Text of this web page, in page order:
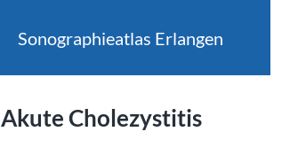
Sonographieatlas Erlangen
Akute Cholezystitis